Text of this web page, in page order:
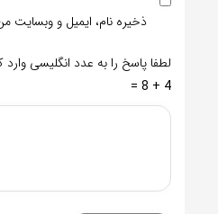
ذخیره نام، ایمیل و وبسایت
لطفا پاسخ را به عدد انگلیسی وارد
4 + 8 =